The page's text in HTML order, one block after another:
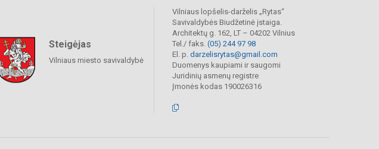
Steigėjas
Vilniaus miesto savivaldybė
Vilniaus lopšelis-darželis „Rytas“
Savivaldybės Biudžetinė įstaiga.
Architektų g. 162, LT – 04202 Vilnius
Tel./ faks. (05) 244 97 98
El. p. darzelisrytas@gmail.com
Duomenys kaupiami ir saugomi
Juridinių asmenų registre
Įmonės kodas 190026316